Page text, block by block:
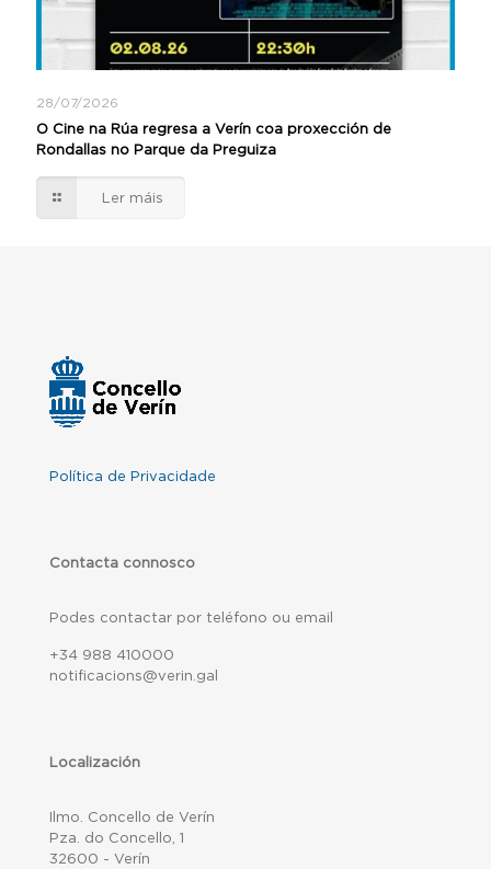
28/07/2026
O Cine na Rúa regresa a Verín coa proxección de
Rondallas no Parque da Preguiza
Ler máis
Política de Privacidade
Contacta connosco
Podes contactar por teléfono ou email
+34 988 410000
notificacions@verin.gal
Localización
Ilmo. Concello de Verín
Pza. do Concello, 1
32600 - Verín